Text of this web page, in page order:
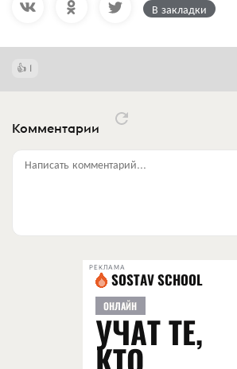
В закладки
1
Комментарии
Написать комментарий...
РЕКЛАМА